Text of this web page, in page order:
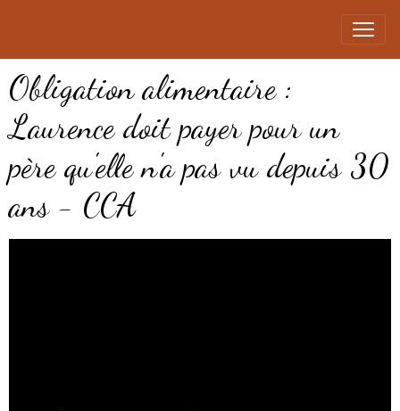
Obligation alimentaire :
Laurence doit payer pour un
père qu'elle n'a pas vu depuis 30
ans - CCA